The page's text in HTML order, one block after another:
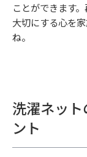
ことができます
大切にする心を
ね。
洗濯ネッ
ント